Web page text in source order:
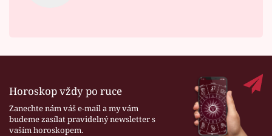
Horoskop vždy po ruce
Zanechte nám váš e-mail a my vám
budeme zasílat pravidelný newsletter s
vaším horoskopem.